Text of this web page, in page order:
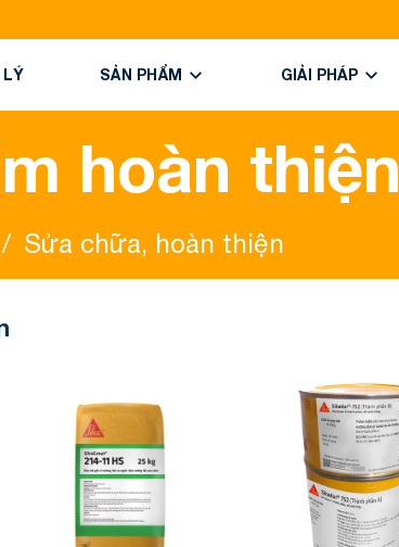
LÝ SẢN PHẨM GIẢI PHÁP
hoàn thiện
/ Sửa chữa, hoàn thiện